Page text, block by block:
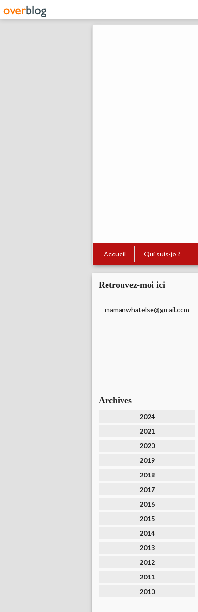
Accueil Qui suis-je ?
Retrouvez-moi ici
mamanwhatelse@gmail.com
Archives
2024
2021
2020
2019
2018
2017
2016
2015
2014
2013
2012
2011
2010